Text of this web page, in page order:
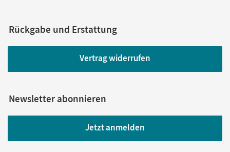
Rückgabe und Erstattung
Vertrag widerrufen
Newsletter abonnieren
Jetzt anmelden